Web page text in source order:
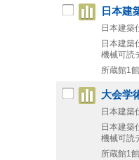
日本建
日本建築
日本建築
機械可読
所蔵館1館
大会学
日本建築
日本建築
機械可読
所蔵館1館